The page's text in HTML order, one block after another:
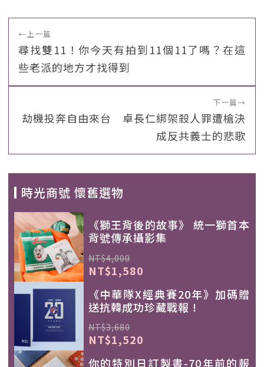
←上一篇
尋找雙11！你今天有拍到11個11了嗎？在這
些老派的地方才找得到
下一篇→
劫機投奔自由來台 卓長仁綁架殺人罪遭槍決
成反共義士的悲歌
時光商號 懷舊選物
《獅王背後的故事》 統一獅首本
背號傳承攝影集
NT$4,000
NT$1,580
《中華隊X經典賽20年》加碼贈
送抗韓成功珍藏戰報！
NT$3,680
NT$1,520
你的特別日訂製書-70年前的報